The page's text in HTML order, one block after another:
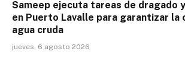
Sameep ejecuta tareas de dragado
en Puerto Lavalle para garantizar la
agua cruda
jueves, 6 agosto 2026